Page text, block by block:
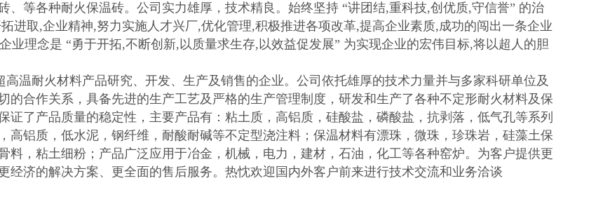
、等各种耐火保温砖。公司实力雄厚，技术精良。始终坚持 “讲团结,重科技,创优质,守信誉” 的治
进取,企业精神,努力实施人才兴厂,优化管理,积极推进各项改革,提高企业素质,成功的闯出一条企业
业理念是 “勇于开拓,不断创新,以质量求生存,以效益促发展” 为实现企业的宏伟目标,将以超人的胆
温耐火材料产品研究、开发、生产及销售的企业。公司依托雄厚的技术力量并与多家科研单位及
的合作关系，具备先进的生产工艺及严格的生产管理制度，研发和生产了各种不定形耐火材料及保
证了产品质量的稳定性，主要产品有：粘土质，高铝质，硅酸盐，磷酸盐，抗剥落，低气孔等系列
高铝质，低水泥，钢纤维，耐酸耐碱等不定型浇注料；保温材料有漂珠，微珠，珍珠岩，硅藻土保
料，粘土细粉；产品广泛应用于冶金，机械，电力，建材，石油，化工等各种窑炉。为客户提供更
经济的解决方案、更全面的售后服务。热忱欢迎国内外客户前来进行技术交流和业务洽谈